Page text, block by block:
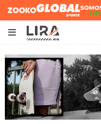
Zooko Global Sports
Somos
Futbol
